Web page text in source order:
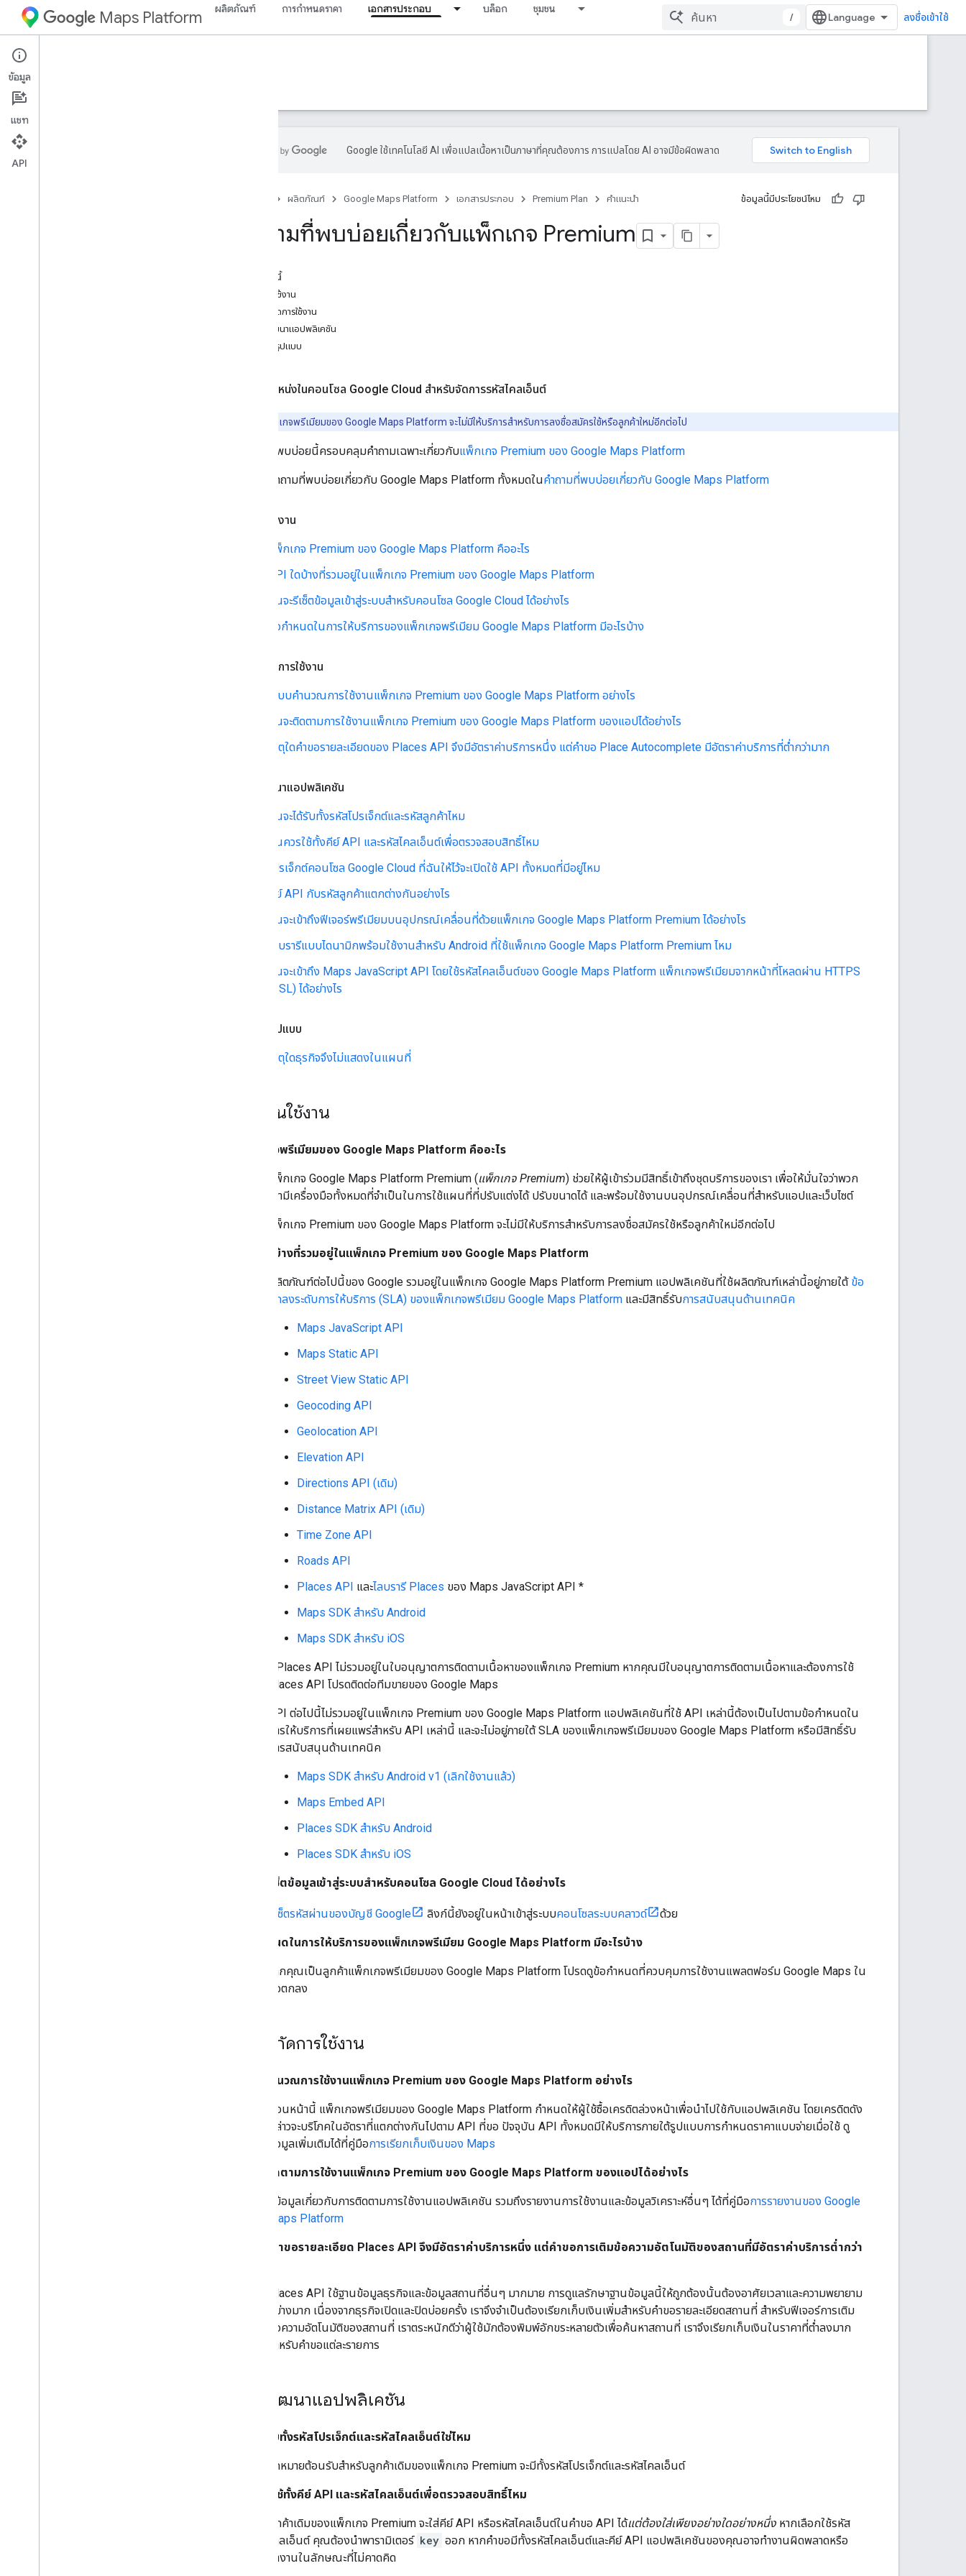
Maps Platform ผลิตภัณฑ์ การกำหนดราคา เอกสารประกอบ บล็อก ชุมชน
/ ลงชื่อเข้าใช้
Premium Plan
คำแนะนำ
Google ใช้เทคโนโลยี AI เพื่อแปลเนื้อหาเป็นภาษาที่คุณต้องการ การแปลโดย AI อาจมีข้อผิดพลาด
ผลิตภัณฑ์ Google Maps Platform เอกสารประกอบ Premium Plan คำแนะนำ ข้อมูลนี้มีประโยชน์ไหม
คําถามที่พบบ่อยเกี่ยวกับแพ็กเกจ Premium
ในหน้านี้
เริ่มต้นใช้งาน
ขีดจำกัดการใช้งาน
การพัฒนาแอปพลิเคชัน
การจัดรูปแบบ
ตำแหน่งในคอนโซล Google Cloud สำหรับจัดการรหัสไคลเอ็นต์
แพ็กเกจพรีเมียมของ Google Maps Platform จะไม่มีให้บริการสำหรับการลงชื่อสมัครใช้หรือลูกค้าใหม่อีกต่อไป
คำถามที่พบบ่อยนี้ครอบคลุมคำถามเฉพาะเกี่ยวกับแพ็กเกจ Premium ของ Google Maps Platform
โปรดดูคำถามที่พบบ่อยเกี่ยวกับ Google Maps Platform ทั้งหมดในคำถามที่พบบ่อยเกี่ยวกับ Google Maps Platform
เริ่มต้นใช้งาน
แพ็กเกจ Premium ของ Google Maps Platform คืออะไร
API ใดบ้างที่รวมอยู่ในแพ็กเกจ Premium ของ Google Maps Platform
ฉันจะรีเซ็ตข้อมูลเข้าสู่ระบบสำหรับคอนโซล Google Cloud ได้อย่างไร
ข้อกำหนดในการให้บริการของแพ็กเกจพรีเมียม Google Maps Platform มีอะไรบ้าง
ขีดจำกัดการใช้งาน
ระบบคำนวณการใช้งานแพ็กเกจ Premium ของ Google Maps Platform อย่างไร
ฉันจะติดตามการใช้งานแพ็กเกจ Premium ของ Google Maps Platform ของแอปได้อย่างไร
เหตุใดคำขอรายละเอียดของ Places API จึงมีอัตราค่าบริการหนึ่ง แต่คำขอ Place Autocomplete มีอัตราค่าบริการที่ต่ำกว่ามาก
การพัฒนาแอปพลิเคชัน
ฉันจะได้รับทั้งรหัสโปรเจ็กต์และรหัสลูกค้าไหม
ฉันควรใช้ทั้งคีย์ API และรหัสไคลเอ็นต์เพื่อตรวจสอบสิทธิ์ไหม
โปรเจ็กต์คอนโซล Google Cloud ที่ฉันให้ไว้จะเปิดใช้ API ทั้งหมดที่มีอยู่ไหม
คีย์ API กับรหัสลูกค้าแตกต่างกันอย่างไร
ฉันจะเข้าถึงฟีเจอร์พรีเมียมบนอุปกรณ์เคลื่อนที่ด้วยแพ็กเกจ Google Maps Platform Premium ได้อย่างไร
ไลบรารีแบบไดนามิกพร้อมใช้งานสำหรับ Android ที่ใช้แพ็กเกจ Google Maps Platform Premium ไหม
ฉันจะเข้าถึง Maps JavaScript API โดยใช้รหัสไคลเอ็นต์ของ Google Maps Platform แพ็กเกจพรีเมียมจากหน้าที่โหลดผ่าน HTTPS
(SSL) ได้อย่างไร
การจัดรูปแบบ
เหตุใดธุรกิจจึงไม่แสดงในแผนที่
เริ่มต้นใช้งาน
แพ็กเกจพรีเมียมของ Google Maps Platform คืออะไร
แพ็กเกจ Google Maps Platform Premium (แพ็กเกจ Premium) ช่วยให้ผู้เข้าร่วมมีสิทธิ์เข้าถึงชุดบริการของเรา เพื่อให้มั่นใจว่าพวก
เขามีเครื่องมือทั้งหมดที่จำเป็นในการใช้แผนที่ที่ปรับแต่งได้ ปรับขนาดได้ และพร้อมใช้งานบนอุปกรณ์เคลื่อนที่สำหรับแอปและเว็บไซต์
แพ็กเกจ Premium ของ Google Maps Platform จะไม่มีให้บริการสำหรับการลงชื่อสมัครใช้หรือลูกค้าใหม่อีกต่อไป
API ใดบ้างที่รวมอยู่ในแพ็กเกจ Premium ของ Google Maps Platform
ผลิตภัณฑ์ต่อไปนี้ของ Google รวมอยู่ในแพ็กเกจ Google Maps Platform Premium แอปพลิเคชันที่ใช้ผลิตภัณฑ์เหล่านี้อยู่ภายใต้ข้อ
ตกลงระดับการให้บริการ (SLA) ของแพ็กเกจพรีเมียม Google Maps Platform และมีสิทธิ์รับการสนับสนุนด้านเทคนิค
Maps JavaScript API
Maps Static API
Street View Static API
Geocoding API
Geolocation API
Elevation API
Directions API (เดิม)
Distance Matrix API (เดิม)
Time Zone API
Roads API
Places API และไลบรารี Places ของ Maps JavaScript API *
Maps SDK สําหรับ Android
Maps SDK สําหรับ iOS
* Places API ไม่รวมอยู่ในใบอนุญาตการติดตามเนื้อหาของแพ็กเกจ Premium หากคุณมีใบอนุญาตการติดตามเนื้อหาและต้องการใช้
Places API โปรดติดต่อทีมขายของ Google Maps
API ต่อไปนี้ไม่รวมอยู่ในแพ็กเกจ Premium ของ Google Maps Platform แอปพลิเคชันที่ใช้ API เหล่านี้ต้องเป็นไปตามข้อกำหนดใน
การให้บริการที่เผยแพร่สำหรับ API เหล่านี้ และจะไม่อยู่ภายใต้ SLA ของแพ็กเกจพรีเมียมของ Google Maps Platform หรือมีสิทธิ์รับ
การสนับสนุนด้านเทคนิค
Maps SDK สำหรับ Android v1 (เลิกใช้งานแล้ว)
Maps Embed API
Places SDK สำหรับ Android
Places SDK สำหรับ iOS
ฉันจะรีเซ็ตข้อมูลเข้าสู่ระบบสำหรับคอนโซล Google Cloud ได้อย่างไร
รีเซ็ตรหัสผ่านของบัญชี Google ลิงก์นี้ยังอยู่ในหน้าเข้าสู่ระบบคอนโซลระบบคลาวด์ ด้วย
ข้อกำหนดในการให้บริการของแพ็กเกจพรีเมียม Google Maps Platform มีอะไรบ้าง
หากคุณเป็นลูกค้าแพ็กเกจพรีเมียมของ Google Maps Platform โปรดดูข้อกำหนดที่ควบคุมการใช้งานแพลตฟอร์ม Google Maps ใน
ข้อตกลง
ขีดจำกัดการใช้งาน
ระบบคำนวณการใช้งานแพ็กเกจ Premium ของ Google Maps Platform อย่างไร
ก่อนหน้านี้ แพ็กเกจพรีเมียมของ Google Maps Platform กำหนดให้ผู้ใช้ซื้อเครดิตล่วงหน้าเพื่อนำไปใช้กับแอปพลิเคชัน โดยเครดิตดัง
กล่าวจะบริโภคในอัตราที่แตกต่างกันไปตาม API ที่ขอ ปัจจุบัน API ทั้งหมดมีให้บริการภายใต้รูปแบบการกำหนดราคาแบบจ่ายเมื่อใช้ ดู
ข้อมูลเพิ่มเติมได้ที่คู่มือการเรียกเก็บเงินของ Maps
ฉันจะติดตามการใช้งานแพ็กเกจ Premium ของ Google Maps Platform ของแอปได้อย่างไร
ดูข้อมูลเกี่ยวกับการติดตามการใช้งานแอปพลิเคชัน รวมถึงรายงานการใช้งานและข้อมูลวิเคราะห์อื่นๆ ได้ที่คู่มือการรายงานของ Google
Maps Platform
เหตุใดคำขอรายละเอียด Places API จึงมีอัตราค่าบริการหนึ่ง แต่คำขอการเติมข้อความอัตโนมัติของสถานที่มีอัตราค่าบริการต่ำกว่า
Places API ใช้ฐานข้อมูลธุรกิจและข้อมูลสถานที่อื่นๆ มากมาย การดูแลรักษาฐานข้อมูลนี้ให้ถูกต้องนั้นต้องอาศัยเวลาและความพยายาม
อย่างมาก เนื่องจากธุรกิจเปิดและปิดบ่อยครั้ง เราจึงจำเป็นต้องเรียกเก็บเงินเพิ่มสำหรับคำขอรายละเอียดสถานที่ สำหรับฟีเจอร์การเติม
ข้อความอัตโนมัติของสถานที่ เราตระหนักดีว่าผู้ใช้มักต้องพิมพ์อักขระหลายตัวเพื่อค้นหาสถานที่ เราจึงเรียกเก็บเงินในราคาที่ต่ำลงมาก
สำหรับคำขอแต่ละรายการ
การพัฒนาแอปพลิเคชัน
ฉันได้รับทั้งรหัสโปรเจ็กต์และรหัสไคลเอ็นต์ใช่ไหม
จดหมายต้อนรับสำหรับลูกค้าเดิมของแพ็กเกจ Premium จะมีทั้งรหัสโปรเจ็กต์และรหัสไคลเอ็นต์
ฉันควรใช้ทั้งคีย์ API และรหัสไคลเอ็นต์เพื่อตรวจสอบสิทธิ์ไหม
ลูกค้าเดิมของแพ็กเกจ Premium จะใส่คีย์ API หรือรหัสไคลเอ็นต์ในคําขอ API ได้แต่ต้องใส่เพียงอย่างใดอย่างหนึ่ง หากเลือกใช้รหัส
ไคลเอ็นต์ คุณต้องนําพารามิเตอร์ key ออก หากคําขอมีทั้งรหัสไคลเอ็นต์และคีย์ API แอปพลิเคชันของคุณอาจทำงานผิดพลาดหรือ
ทำงานในลักษณะที่ไม่คาดคิด
ข้อมูล
แชท
API